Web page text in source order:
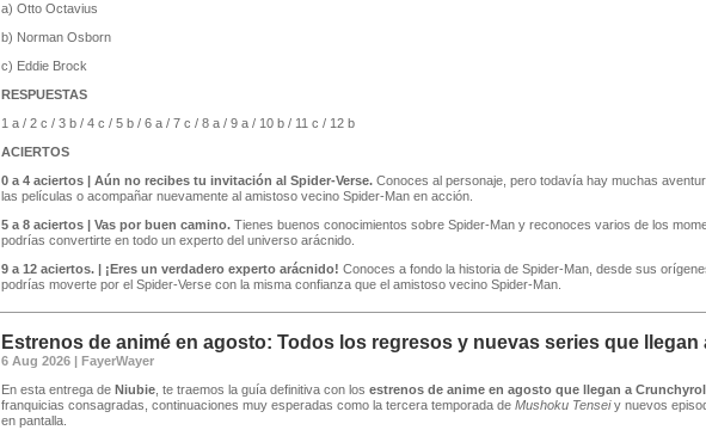
a) Otto Octavius
b) Norman Osborn
c) Eddie Brock
RESPUESTAS
1 a / 2 c / 3 b / 4 c / 5 b / 6 a / 7 c / 8 a / 9 a / 10 b / 11 c / 12 b
ACIERTOS
0 a 4 aciertos | Aún no recibes tu invitación al Spider-Verse. Conoces al personaje, pero todavía hay muchas
las películas o acompañar nuevamente al amistoso vecino Spider-Man en acción.
5 a 8 aciertos | Vas por buen camino. Tienes buenos conocimientos sobre Spider-Man y reconoces varios de los
podrías convertirte en todo un experto del universo arácnido.
9 a 12 aciertos. | ¡Eres un verdadero experto arácnido! Conoces a fondo la historia de Spider-Man, desde sus
podrías moverte por el Spider-Verse con la misma confianza que el amistoso vecino Spider-Man.
Estrenos de animé en agosto: Todos los regresos y nuevas series que llegan
6 Aug 2026 | FayerWayer
En esta entrega de Niubie, te traemos la guía definitiva con los estrenos de anime en agosto que llegan a
franquicias consagradas, continuaciones muy esperadas como la tercera temporada de Mushoku Tenseiy nuevos
en pantalla.